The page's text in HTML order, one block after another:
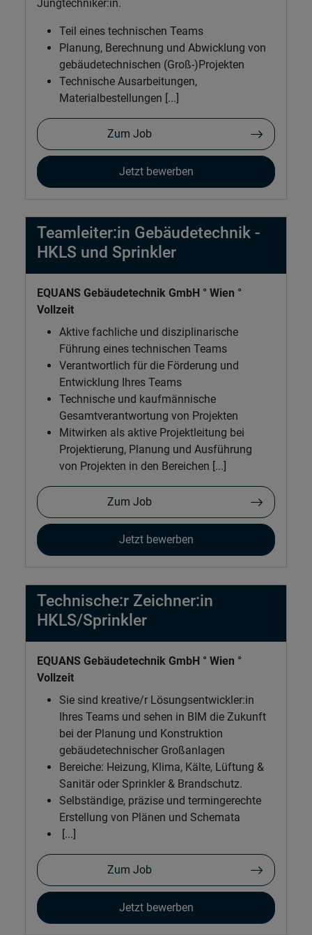
Jungtechniker:in.
Teil eines technischen Teams
Planung, Berechnung und Abwicklung von
gebäudetechnischen (Groß-)Projekten
Technische Ausarbeitungen,
Materialbestellungen [...]
Zum Job
Jetzt bewerben
Teamleiter:in Gebäudetechnik -
HKLS und Sprinkler
EQUANS Gebäudetechnik GmbH ° Wien °
Vollzeit
Aktive fachliche und disziplinarische
Führung eines technischen Teams
Verantwortlich für die Förderung und
Entwicklung Ihres Teams
Technische und kaufmännische
Gesamtverantwortung von Projekten
Mitwirken als aktive Projektleitung bei
Projektierung, Planung und Ausführung
von Projekten in den Bereichen [...]
Zum Job
Jetzt bewerben
Technische:r Zeichner:in
HKLS/Sprinkler
EQUANS Gebäudetechnik GmbH ° Wien °
Vollzeit
Sie sind kreative/r Lösungsentwickler:in
Ihres Teams und sehen in BIM die Zukunft
bei der Planung und Konstruktion
gebäudetechnischer Großanlagen
Bereiche: Heizung, Klima, Kälte, Lüftung &
Sanitär oder Sprinkler & Brandschutz.
Selbständige, präzise und termingerechte
Erstellung von Plänen und Schemata
[...]
Zum Job
Jetzt bewerben